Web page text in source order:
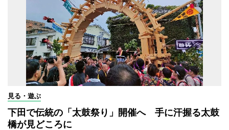
見る・遊ぶ
下田で伝統の「太鼓祭り」開催へ 手に汗握る太鼓
橋が見どころに